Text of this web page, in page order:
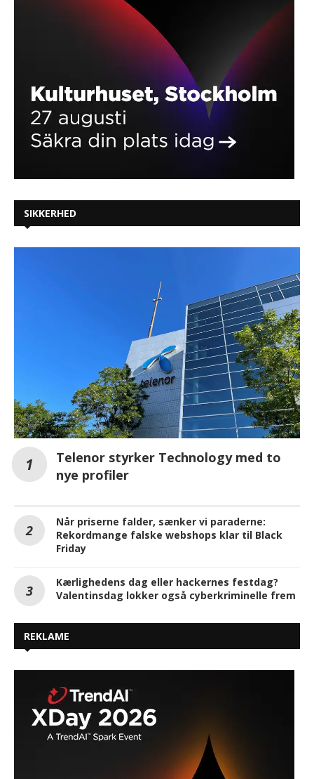
SIKKERHED
Telenor styrker Technology med to
nye profiler
Når priserne falder, sænker vi paraderne:
Rekordmange falske webshops klar til Black
Friday
Kærlighedens dag eller hackernes festdag?
Valentinsdag lokker også cyberkriminelle frem
REKLAME